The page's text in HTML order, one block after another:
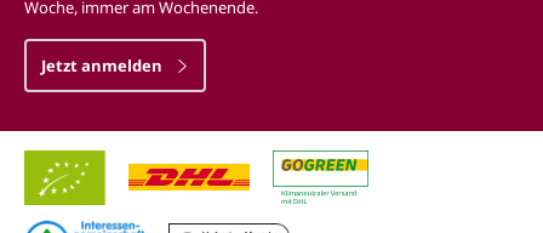
Woche, immer am Wochenende.
Jetzt anmelden